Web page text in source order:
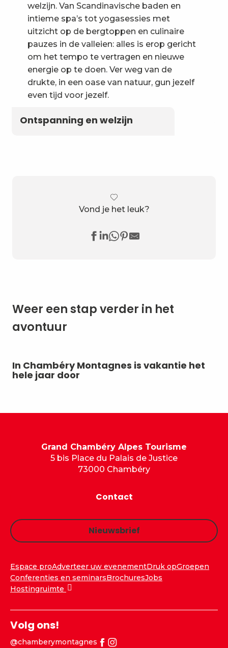
welzijn. Van Scandinavische baden en
intieme spa’s tot yogasessies met
uitzicht op de bergtoppen en culinaire
pauzes in de valleien: alles is erop gericht
om het tempo te vertragen en nieuwe
energie op te doen. Ver weg van de
drukte, in een oase van natuur, gun jezelf
even tijd voor jezelf.
Ontspanning en welzijn
Vond je het leuk?
Weer een stap verder in het
avontuur
In Chambéry Montagnes is vakantie het
hele jaar door
Grand Chambéry Alpes Tourisme
5 bis Place du Palais de Justice
73000 Chambéry
Contact
Nieuwsbrief
Espace proAdverteer uw evenementDruk opGroepen
Conferenties en seminarsBrochuresJobs
Hostingruimte
Volg ons!
@chamberymontagnes